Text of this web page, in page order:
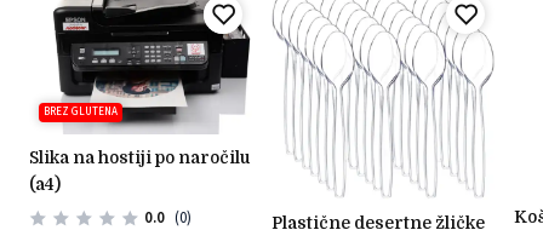
BREZ GLUTENA
slika na hostiji po naročilu
(a4)
0.0 (0)
plastične desertne žličke
košarice iz testa svetle